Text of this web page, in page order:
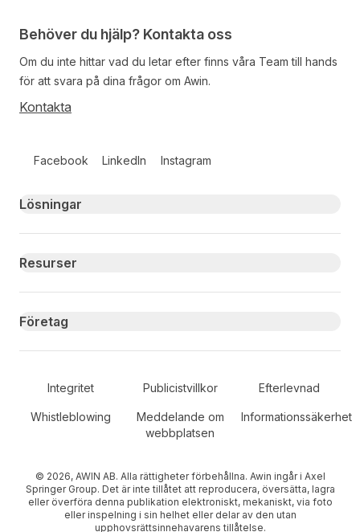
Behöver du hjälp? Kontakta oss
Om du inte hittar vad du letar efter finns våra Team till hands
för att svara på dina frågor om Awin.
Kontakta
Facebook LinkedIn Instagram
Primary footer navigation
Lösningar
Resurser
Företag
Secondary Footer Navigation
Integritet Publicistvillkor Efterlevnad
Whistleblowing
Meddelande om
webbplatsen
Informationssäkerhet
© 2026, AWIN AB. Alla rättigheter förbehållna. Awin ingår i Axel
Springer Group. Det är inte tillåtet att reproducera, översätta, lagra
eller överföra denna publikation elektroniskt, mekaniskt, via foto
eller inspelning i sin helhet eller delar av den utan
upphovsrättsinnehavarens tillåtelse.